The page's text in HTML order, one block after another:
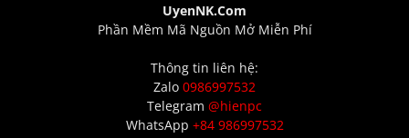
UyenNK.Com
Phần Mềm Mã Nguồn Mở Miễn Phí
Thông tin liên hệ:
Zalo 0986997532
Telegram @hienpc
WhatsApp +84 986997532